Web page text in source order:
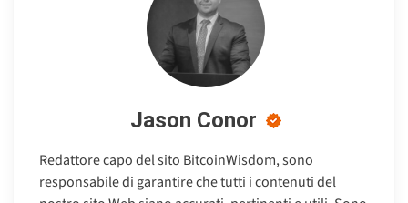
Jason Conor
Redattore capo del sito BitcoinWisdom, sono
responsabile di garantire che tutti i contenuti del